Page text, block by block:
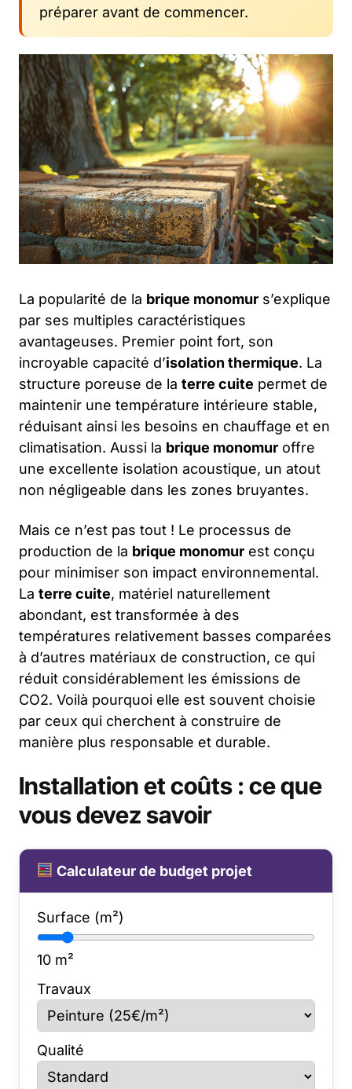
préparer avant de commencer.
La popularité de la brique monomur s’explique
par ses multiples caractéristiques
avantageuses. Premier point fort, son
incroyable capacité d’isolation thermique. La
structure poreuse de la terre cuite permet de
maintenir une température intérieure stable,
réduisant ainsi les besoins en chauffage et en
climatisation. Aussi la brique monomur offre
une excellente isolation acoustique, un atout
non négligeable dans les zones bruyantes.
Mais ce n’est pas tout ! Le processus de
production de la brique monomur est conçu
pour minimiser son impact environnemental.
La terre cuite, matériel naturellement
abondant, est transformée à des
températures relativement basses comparées
à d’autres matériaux de construction, ce qui
réduit considérablement les émissions de
CO2. Voilà pourquoi elle est souvent choisie
par ceux qui cherchent à construire de
manière plus responsable et durable.
Installation et coûts : ce que
vous devez savoir
Calculateur de budget projet
Surface (m²)
10 m²
Travaux
Qualité